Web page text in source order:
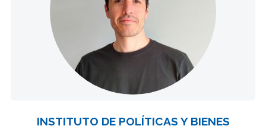
INSTITUTO DE POLÍTICAS Y BIENES